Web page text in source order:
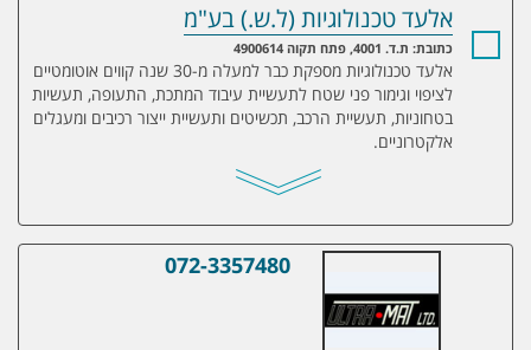
אלעד טכנולוגיות (ל.ש.) בע"מ
כתובת: ת.ד. 4001, פתח תקוה 4900614
אלעד טכנולוגיות מספקת כבר למעלה מ-30 שנה קווים אוטומטיים
לציפוי וגימור פני שטח לתעשיית עיבוד המתכת, התעופה, תעשיות
בטחוניות, תעשיית הרכב, תכשיטים ותעשיית ייצור רכיבים ומעגלים
אלקטרוניים.
אולטרה מט טונגסטן מולבידן גרפיט בע"מ
072-3357480